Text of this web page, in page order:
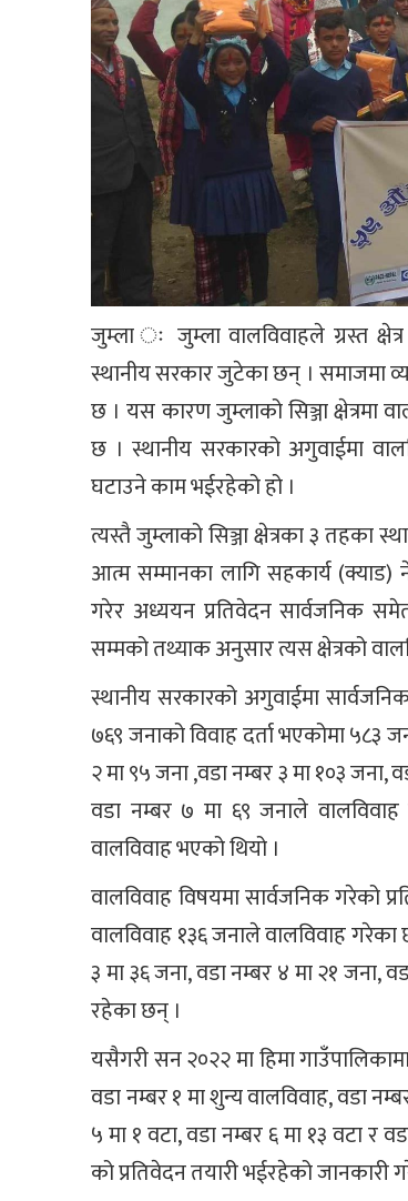
जुम्ला ः जुम्ला वालविवाहले ग्रस्त
स्थानीय सरकार जुटेका छन् । समाजमा
छ । यस कारण जुम्लाको सिञ्जा
छ । स्थानीय सरकारको अगुवाईमा
घटाउने काम भईरहेको हो ।
त्यस्तै जुम्लाको सिञ्जा क्षेत्रका ३ तहका
आत्म सम्मानका लागि सहकार्य (क्याड)
गरेर अध्ययन प्रतिवेदन सार्वजनिक
सम्मको तथ्याक अनुसार त्यस क्षेत्रको
स्थानीय सरकारको अगुवाईमा
७६९ जनाको विवाह दर्ता भएकोमा ५८३
२ मा ९५ जना ,वडा नम्बर ३ मा १०३ जना,
वडा नम्बर ७ मा ६९ जनाले
वालविवाह भएको थियो ।
वालविवाह विषयमा सार्वजनिक गरेको
वालविवाह १३६ जनाले वालविवाह गरेका
३ मा ३६ जना, वडा नम्बर ४ मा २१ जना,
रहेका छन् ।
यसैगरी सन २०२२ मा हिमा
वडा नम्बर १ मा शुन्य वालविवाह, वडा
५ मा १ वटा, वडा नम्बर ६ मा १३ वटा
को प्रतिवेदन तयारी भईरहेको जानकारी